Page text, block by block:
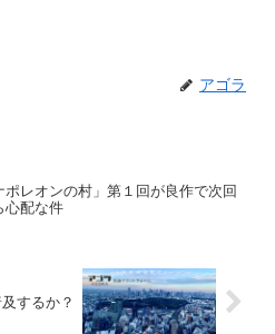
アゴラ
ポレオンの村」第１回が良作で次回
心配な件
するか？